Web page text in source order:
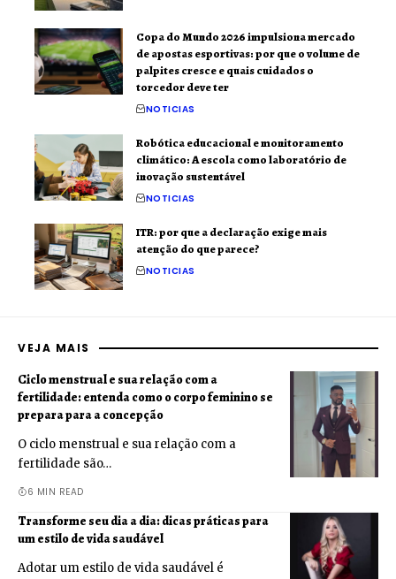
Copa do Mundo 2026 impulsiona mercado
de apostas esportivas: por que o volume de
palpites cresce e quais cuidados o
torcedor deve ter
NOTICIAS
Robótica educacional e monitoramento
climático: A escola como laboratório de
inovação sustentável
NOTICIAS
ITR: por que a declaração exige mais
atenção do que parece?
NOTICIAS
VEJA MAIS
Ciclo menstrual e sua relação com a
fertilidade: entenda como o corpo feminino se
prepara para a concepção
O ciclo menstrual e sua relação com a
fertilidade são…
6 MIN READ
Transforme seu dia a dia: dicas práticas para
um estilo de vida saudável
Adotar um estilo de vida saudável é